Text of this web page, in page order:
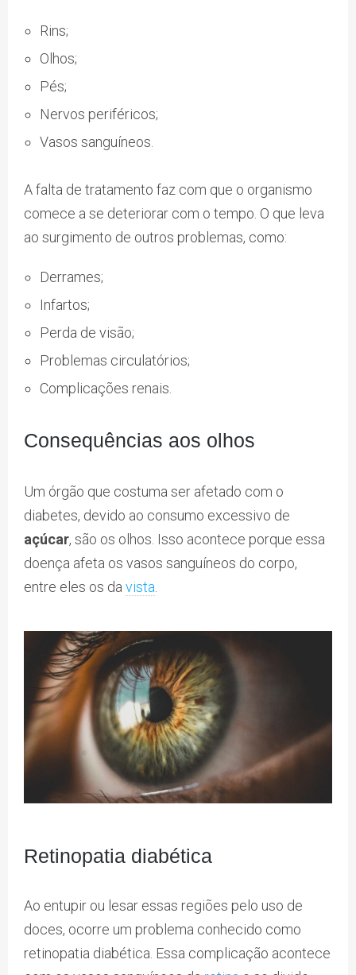
Rins;
Olhos;
Pés;
Nervos periféricos;
Vasos sanguíneos.
A falta de tratamento faz com que o organismo
comece a se deteriorar com o tempo. O que leva
ao surgimento de outros problemas, como:
Derrames;
Infartos;
Perda de visão;
Problemas circulatórios;
Complicações renais.
Consequências aos olhos
Um órgão que costuma ser afetado com o
diabetes, devido ao consumo excessivo de
açúcar, são os olhos. Isso acontece porque essa
doença afeta os vasos sanguíneos do corpo,
entre eles os da vista
Retinopatia diabética
Ao entupir ou lesar essas regiões pelo uso de
doces, ocorre um problema conhecido como
retinopatia diabética. Essa complicação acontece